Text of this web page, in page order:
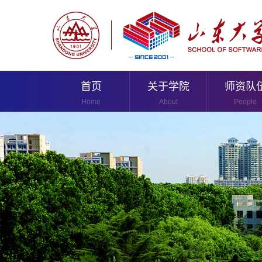
首页
Home
关于学院
About
师资队
People